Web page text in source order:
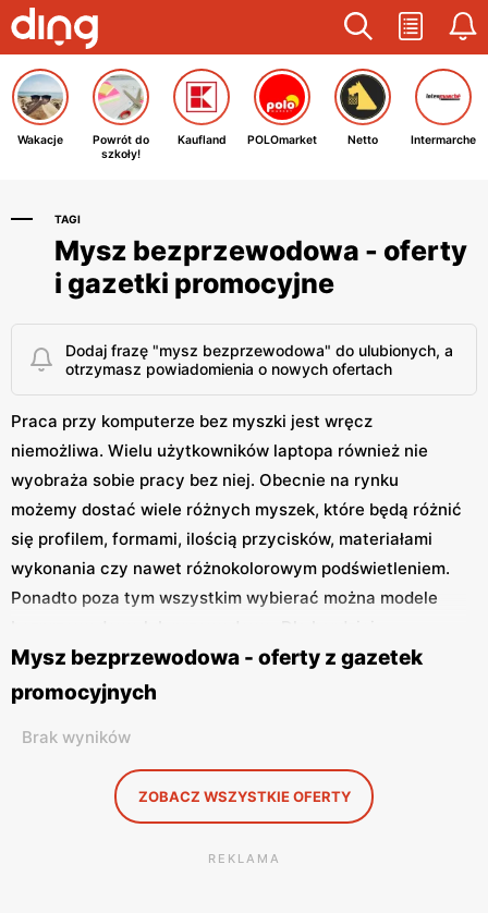
Wakacje
Powrót do
szkoły!
Kaufland POLOmarket Netto Intermarche
TAGI
Mysz bezprzewodowa - oferty
i gazetki promocyjne
Dodaj frazę "mysz bezprzewodowa" do ulubionych, a
otrzymasz powiadomienia o nowych ofertach
Praca przy komputerze bez myszki jest wręcz
niemożliwa. Wielu użytkowników laptopa również nie
wyobraża sobie pracy bez niej. Obecnie na rynku
możemy dostać wiele różnych myszek, które będą różnić
się profilem, formami, ilością przycisków, materiałami
wykonania czy nawet różnokolorowym podświetleniem.
Ponadto poza tym wszystkim wybierać można modele
wymagających użytkowników przygotowano również
wyspecjalizowane modele dostosowane zarówno dla
myszek w najlepszych cenach? Dla Ciebie ciągle
przeglądamy gazety promocyjne z różnych sklepów, by
znaleźć interesujące Cię towary w najlepszych
Mysz bezprzewodowa - oferty z gazetek
promocyjnych
Brak wyników
ZOBACZ WSZYSTKIE OFERTY
REKLAMA